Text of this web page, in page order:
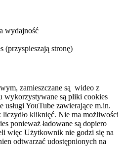
wydajność
(przyspieszają stronę)
zamieszczane są wideo z
wykorzystywane są pliki cookies
usługi YouTube zawierające m.in.
kliknięć. Nie ma możliwości
ponieważ ładowane są dopiero
więc Użytkownik nie godzi się na
odtwarzać udostępnionych na